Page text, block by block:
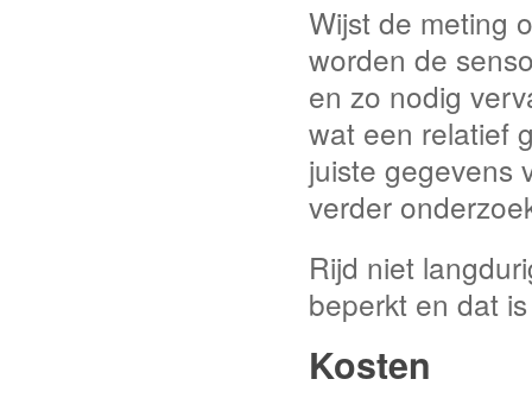
Wijst de meting
worden de
en zo nodig
wat een relatief
juiste gegevens
verder
Rijd niet
beperkt en dat
Kosten